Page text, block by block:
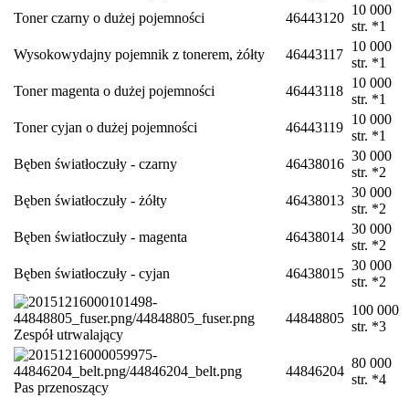
Toner czarny o dużej pojemności
46443120
10 000
str. *1
Wysokowydajny pojemnik z tonerem, żółty
46443117
10 000
str. *1
Toner magenta o dużej pojemności
46443118
10 000
str. *1
Toner cyjan o dużej pojemności
46443119
10 000
str. *1
Bęben światłoczuły - czarny
46438016
30 000
str. *2
Bęben światłoczuły - żółty
46438013
30 000
str. *2
Bęben światłoczuły - magenta
46438014
30 000
str. *2
Bęben światłoczuły - cyjan
46438015
30 000
str. *2
Zespół utrwalający
44848805
100 000
str. *3
Pas przenoszący
44846204
80 000
str. *4